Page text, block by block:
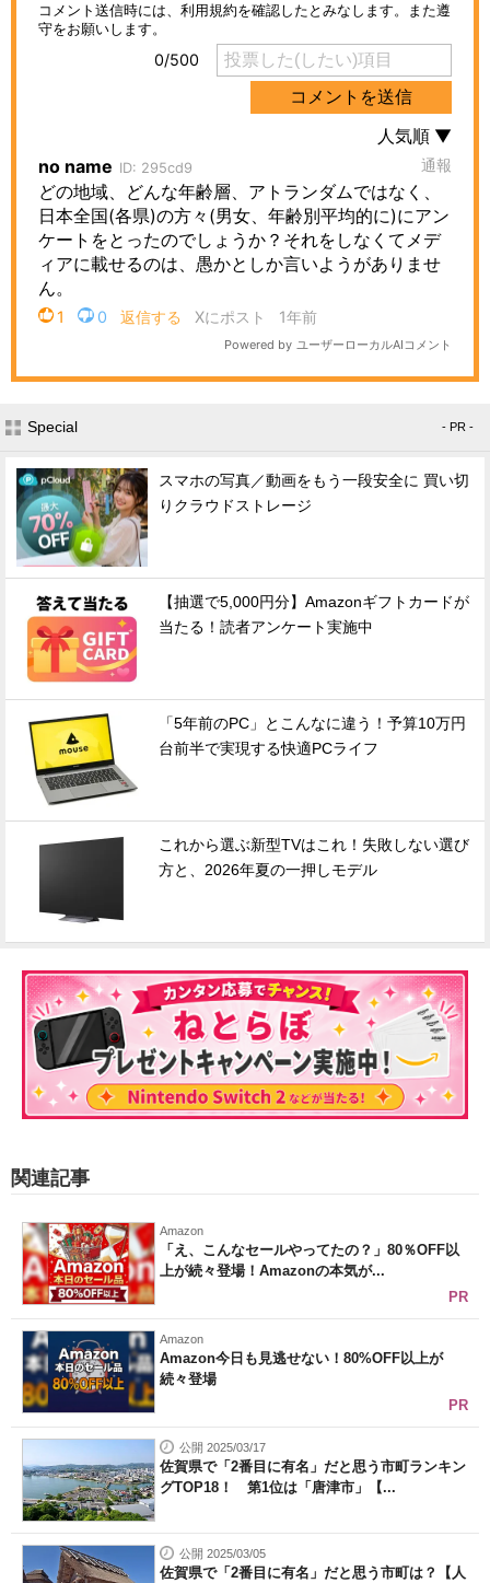
Special - PR -
スマホの写真／動画をもう一段安全に 買い切
りクラウドストレージ
【抽選で5,000円分】Amazonギフトカードが
当たる！読者アンケート実施中
「5年前のPC」とこんなに違う！予算10万円
台前半で実現する快適PCライフ
これから選ぶ新型TVはこれ！失敗しない選び
方と、2026年夏の一押しモデル
関連記事
Amazon
「え、こんなセールやってたの？」80％OFF以
上が続々登場！Amazonの本気が...
PR
Amazon
Amazon今日も見逃せない！80%OFF以上が
続々登場
PR
公開 2025/03/17
佐賀県で「2番目に有名」だと思う市町ランキン
グTOP18！ 第1位は「唐津市」【...
公開 2025/03/05
佐賀県で「2番目に有名」だと思う市町は？【人